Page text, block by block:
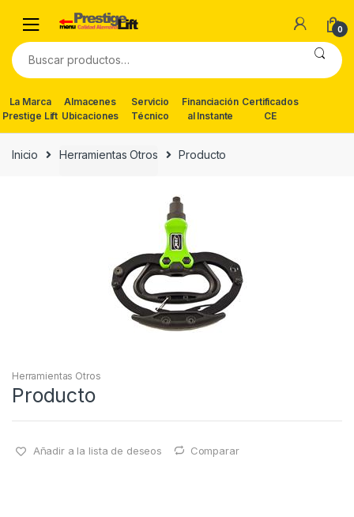
navigation
content
0
Buscar
por:
La Marca
Prestige Lift
Almacenes
Ubicaciones
Servicio
Técnico
Financiación
al Instante
Certificados
CE
Inicio Herramientas Otros Producto
Herramientas Otros
Producto
Añadir a la lista de deseos Comparar